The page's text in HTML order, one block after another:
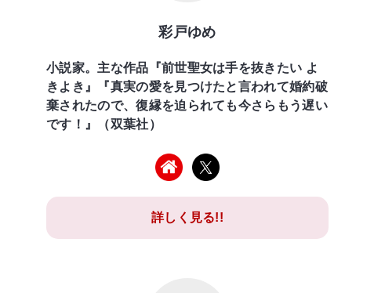
彩戸ゆめ
小説家。主な作品『前世聖女は手を抜きたい よ
きよき』『真実の愛を見つけたと言われて婚約破
棄されたので、復縁を迫られても今さらもう遅い
です！』（双葉社）
詳しく見る!!